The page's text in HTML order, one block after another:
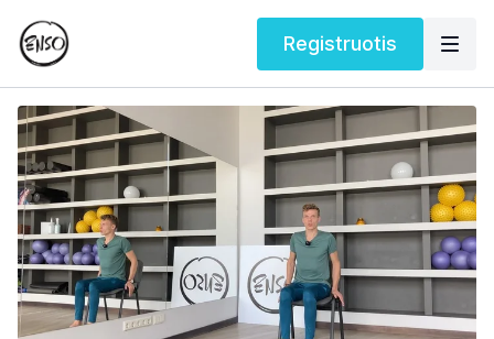
Registruotis